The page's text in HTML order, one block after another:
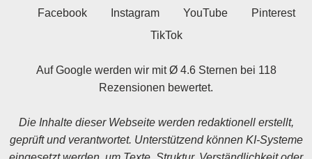
Facebook Instagram YouTube
Pinterest
TikTok
Auf Google werden wir mit Ø 4.6 Sternen bei 118
Rezensionen bewertet.
Die Inhalte dieser Webseite werden redaktionell erstellt,
geprüft und verantwortet. Unterstützend können KI-Systeme